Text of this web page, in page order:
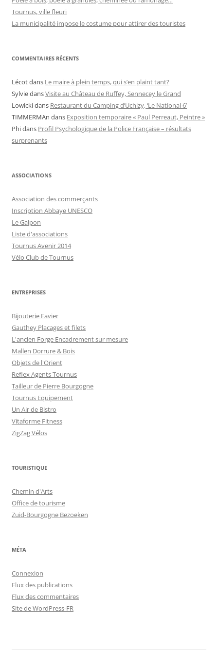
Tournus, ville fleuri
La municipalité impose le costume pour attirer des touristes
COMMENTAIRES RÉCENTS
Lécotdans Le maire à plein temps, qui s’en plaint tant?
SylviedansVisite au Château de Ruffey, Sennecey le Grand
Lowickidans Restaurant du Camping d’Uchizy, ‘Le National 6’
TIMMERMAn dans Exposition temporaire « Paul Perreaut, Peintre »
Phidans Profil Psychologique de la Police Française – résultats
surprenants
ASSOCIATIONS
Association des commerçants
Inscription Abbaye UNESCO
Le Galpon
Liste d'associations
Tournus Avenir 2014
Vélo Club de Tournus
ENTREPRISES
Bijouterie Favier
Gauthey Placages et filets
L'ancien Forge Encadrement sur mesure
Mallen Dorrure & Bois
Objets de l'Orient
Reflex Agents Tournus
Tailleur de Pierre Bourgogne
Tournus Equipement
Un Air de Bistro
Vitaforme Fitness
ZigZag Vélos
TOURISTIQUE
Chemin d'Arts
Office de tourisme
Zuid-Bourgogne Bezoeken
MÉTA
Connexion
Flux des publications
Flux des commentaires
Site de WordPress-FR